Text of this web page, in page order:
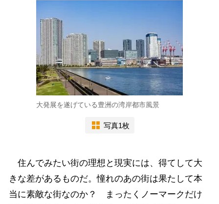
大発展を遂げている豊洲の湾岸都市風景
写真1枚
住んでみたい街の理想と現実には、得てして大
きな差があるものだ。憧れのあの街は果たして本
当に素敵な街なのか？ まったくノーマークだけ